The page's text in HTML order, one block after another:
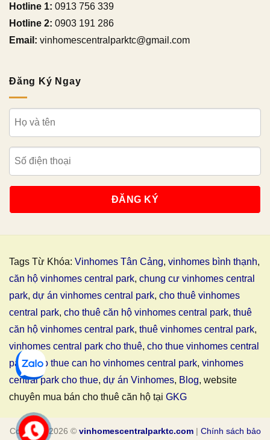
Hotline 1: 0913 756 339
Hotline 2: 0903 191 286
Email: vinhomescentralparktc@gmail.com
Đăng Ký Ngay
Tags Từ Khóa: Vinhomes Tân Cảng, vinhomes bình thạnh,
căn hộ vinhomes central park, chung cư vinhomes central
park, dự án vinhomes central park, cho thuê vinhomes
central park, cho thuê căn hộ vinhomes central park, thuê
căn hộ vinhomes central park, thuê vinhomes central park,
vinhomes central park cho thuê, cho thue vinhomes central
park,cho thue can ho vinhomes central park, vinhomes
central park cho thue, dự án Vinhomes, Blog, website
chuyên mua bán cho thuê căn hộ tại GKG
Copyright 2026 © vinhomescentralparktc.com| Chính sách bảo